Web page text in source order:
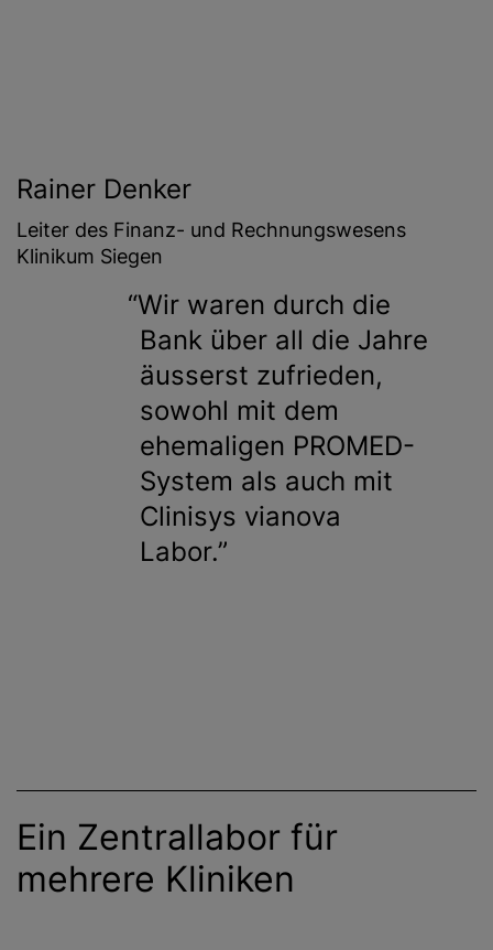
Rainer Denker
Leiter des Finanz- und Rechnungswesens
Klinikum Siegen
Wir waren durch die
Bank über all die Jahre
äusserst zufrieden,
sowohl mit dem
ehemaligen PROMED-
System als auch mit
Clinisys vianova
Labor.
Ein Zentrallabor für
mehrere Kliniken